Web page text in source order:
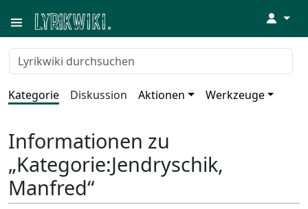
↓
Kategorie Diskussion Aktionen Werkzeuge
Informationen zu
„Kategorie:Jendryschik,
Manfred“